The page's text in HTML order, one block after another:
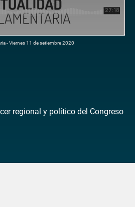
- Viernes 11 de setiembre 2020
regional y político del Congreso